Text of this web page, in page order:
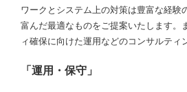
ワークとシステム上の対策は豊富な経験
富んだ最適なものをご提案いたします。
ィ確保に向けた運用などのコンサルティ
「運用・保守」